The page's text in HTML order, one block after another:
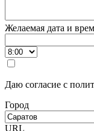
Желаемая дата и
Даю согласие с
Город
URL